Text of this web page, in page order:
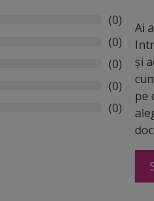
(0)
(0)
(0)
(0)
(0)
Ai
și
pe